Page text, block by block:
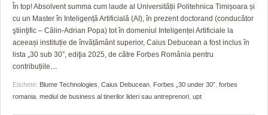
GRĂDINA TAICII DOMNULUI
ZIARISTU’ DE TERASĂ
CU OIŞTEA-N KIERKEGAARD
PE SURSE
CRONICĂ DE FILM
UNDE MERGEM
FILME DOCUMENTARE
JOCURI ONLINE
ACCIDENTE
ANUNŢURI
INFO SI UTILE
INVATAMANT
În top! Absolvent summa cum laude al Universității Politehnica Timișoara și
cu un Master în Inteligență Artificială (AI), în prezent doctorand (conducător
ştiinţific – Călin-Adrian Popa) tot în domeniul Inteligenței Artificiale la
aceeași instituție de învățământ superior, Caius Debucean a fost inclus în
lista „30 sub 30”, ediţia 2025, de către Forbes România pentru
contribuțiile…
Etichete: Blume Technologies Caius Debucean Forbes „30 under 30” forbes
romania mediul de business al tinerilor lideri sau antreprenori upt